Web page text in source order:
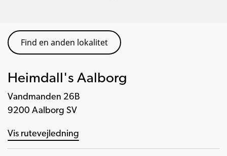
Find en anden lokalitet
Heimdall's Aalborg
Vandmanden 26B
9200 Aalborg SV
Vis rutevejledning